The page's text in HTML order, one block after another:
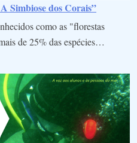
Simbiose dos Corais”
como as "florestas
de 25% das espécies…